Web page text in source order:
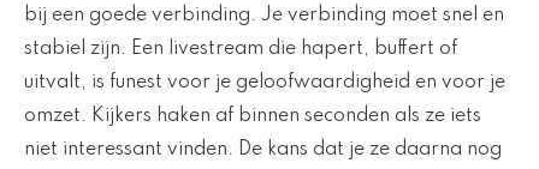
bij een goede verbinding. Je verbinding moet snel en
stabiel zijn. Een livestream die hapert, buffert of
uitvalt, is funest voor je geloofwaardigheid en voor je
omzet. Kijkers haken af binnen seconden als ze iets
niet interessant vinden. De kans dat je ze daarna nog